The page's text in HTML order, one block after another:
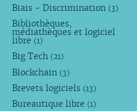
Biais - Discrimination (3)
Bibliothèques,
médiathèques et logiciel
libre (1)
Big Tech (21)
Blockchain (3)
Brevets logiciels (13)
Bureautique libre (1)